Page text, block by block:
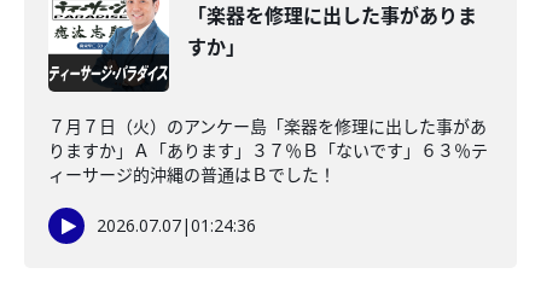
「楽器を修理に出した事がありま
すか」
７月７日（火）のアンケー島「楽器を修理に出した事があ
りますか」Ａ「あります」３７％Ｂ「ないです」６３％テ
ィーサージ的沖縄の普通はＢでした！
2026.07.07|01:24:36